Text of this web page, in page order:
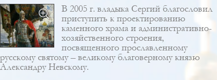
В 2005 г. владыка Сергий благословил
приступить к проектированию
каменного храма и административно-
хозяйственного строения,
посвященного прославленному
русскому святому – великому благоверному князю
Александру Невскому.